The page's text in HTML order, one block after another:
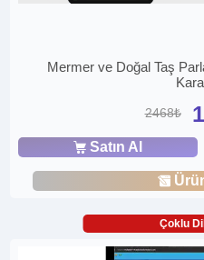
Mermer ve Doğal Taş
2468₺
Satın Al
Çoklu